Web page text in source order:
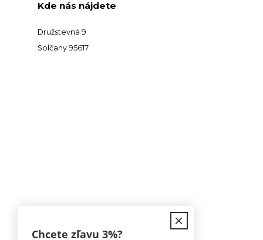
Kde nás nájdete
Družstevná 9
Solčany 95617
Chcete zľavu 3%?